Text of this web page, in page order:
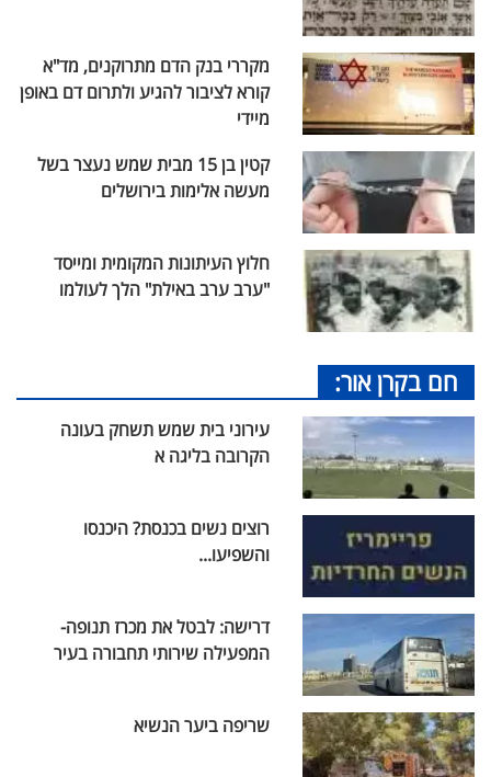
מקררי בנק הדם מתרוקנים, מד"א
קורא לציבור להגיע ולתרום דם באופן
מיידי
קטין בן 15 מבית שמש נעצר בשל
מעשה אלימות בירושלים
חלוץ העיתונות המקומית ומייסד
"ערב ערב באילת" הלך לעולמו
חם בקרן אור:
עירוני בית שמש תשחק בעונה
הקרובה בליגה א
רוצים נשים בכנסת? היכנסו
והשפיעו...
דרישה: לבטל את מכרז תנופה-
המפעילה שירותי תחבורה בעיר
שריפה ביער הנשיא